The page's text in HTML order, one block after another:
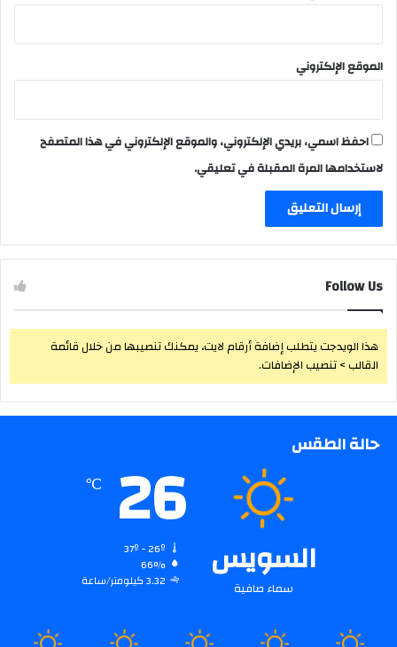
الموقع الإلكتروني
احفظ اسمي، بريدي الإلكتروني، والموقع الإلكتروني في هذا المتصفح
لاستخدامها المرة المقبلة في تعليقي.
Follow Us
هذا الويدجت يتطلب إضافة أرقام لايت، يمكنك تنصيبها من خلال قائمة
القالب > تنصيب الإضافات.
حالة الطقس
السويس
سماء صافية
26
℃
66%
3.32 كيلومتر/ساعة